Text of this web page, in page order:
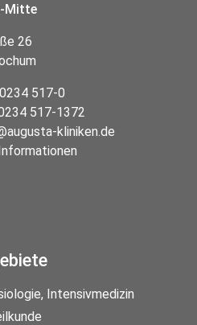
Mitte
26
0234 517-0
517-1372
kliniken.de
Intensivmedizin